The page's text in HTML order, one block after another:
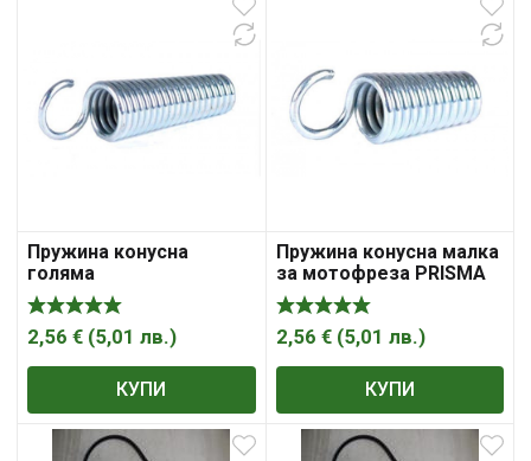
Пружина конусна
голяма
2,56 € (5,01 лв.)
КУПИ
Пружина конусна малка
за мотофреза PRISMA
FORTECO
2,56 € (5,01 лв.)
КУПИ